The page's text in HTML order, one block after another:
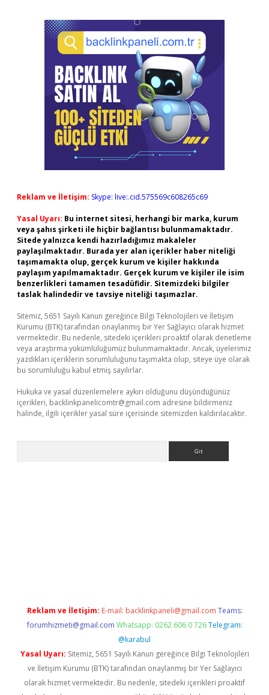
Reklam ve İletişim: Skype: live:.cid.575569c608265c69
Yasal Uyarı: Bu internet sitesi, herhangi bir marka, kurum
veya şahıs şirketi ile hiçbir bağlantısı bulunmamaktadır.
Sitede yalnızca kendi hazırladığımız makaleler
paylaşılmaktadır. Burada yer alan içerikler haber niteliği
taşımamakta olup, gerçek kurum ve kişiler hakkında
paylaşım yapılmamaktadır. Gerçek kurum ve kişiler ile isim
benzerlikleri tamamen tesadüfidir. Sitemizdeki bilgiler
taslak halindedir ve tavsiye niteliği taşımazlar.
Sitemiz, 5651 Sayılı Kanun gereğince Bilgi Teknolojileri ve İletişim
Kurumu (BTK) tarafından onaylanmış bir Yer Sağlayıcı olarak hizmet
vermektedir. Bu nedenle, sitedeki içerikleri proaktif olarak denetleme
veya araştırma yükümlülüğümüz bulunmamaktadır. Ancak, üyelerimiz
yazdıkları içeriklerin sorumluluğunu taşımakta olup, siteye üye olarak
bu sorumluluğu kabul etmiş sayılırlar.
Hukuka ve yasal düzenlemelere aykırı olduğunu düşündüğünüz
içerikleri, backlinkpanelicomtr@gmail.com adresine bildirmeniz
halinde, ilgili içerikler yasal süre içerisinde sitemizden kaldırılacaktır.
Reklam ve İletişim: E-mail: backlinkpaneli@gmail.com Teams:
forumhizmeti@gmail.com Whatsapp: 0262 606 0 726 Telegram:
@karabul
Yasal Uyarı: Sitemiz, 5651 Sayılı Kanun gereğince Bilgi Teknolojileri
ve İletişim Kurumu (BTK) tarafından onaylanmış bir Yer Sağlayıcı
olarak hizmet vermektedir. Bu nedenle, sitedeki içerikleri proaktif